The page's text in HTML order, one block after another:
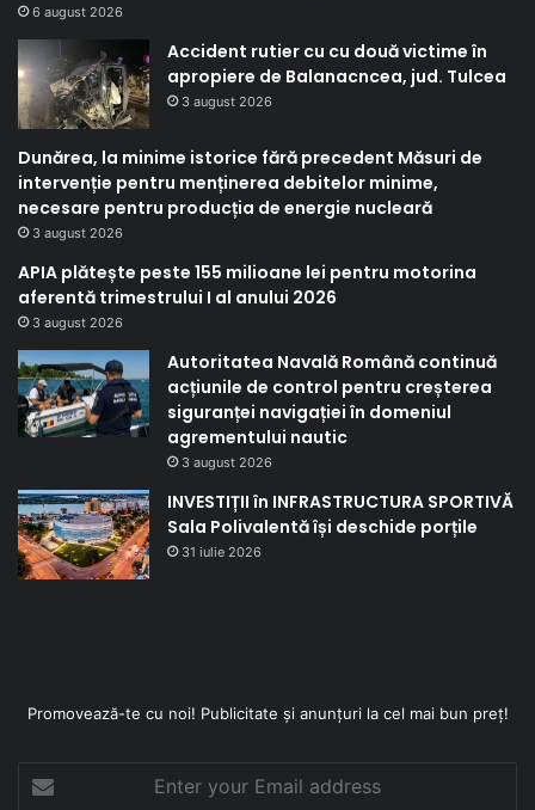
6 august 2026
Accident rutier cu cu două victime în
apropiere de Balanacncea, jud. Tulcea
3 august 2026
Dunărea, la minime istorice fără precedent Măsuri de
intervenție pentru menținerea debitelor minime,
necesare pentru producția de energie nucleară
3 august 2026
APIA plătește peste 155 milioane lei pentru motorina
aferentă trimestrului I al anului 2026
3 august 2026
Autoritatea Navală Română continuă
acțiunile de control pentru creșterea
siguranței navigației în domeniul
agrementului nautic
3 august 2026
INVESTIȚII în INFRASTRUCTURA SPORTIVĂ
Sala Polivalentă își deschide porțile
31 iulie 2026
Promovează-te cu noi! Publicitate și anunțuri la cel mai bun preț!
your